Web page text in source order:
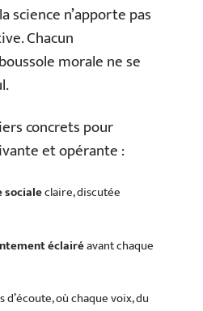
science n’apporte pas
Chacun
morale ne se
concrets pour
et opérante :
socialeclaire, discutée
éclairéavant chaque
où chaque voix, du